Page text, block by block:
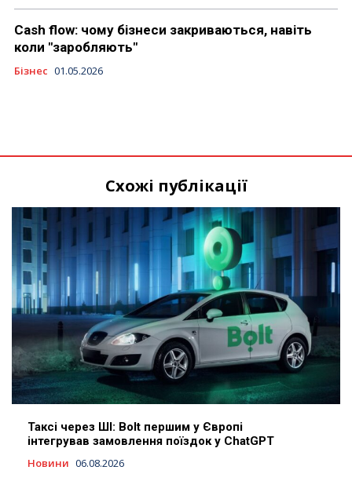
Cash flow: чому бізнеси закриваються, навіть
коли "заробляють"
Бізнес 01.05.2026
Схожі публікації
Таксі через ШІ: Bolt першим у Європі
інтегрував замовлення поїздок у ChatGPT
Новини 06.08.2026